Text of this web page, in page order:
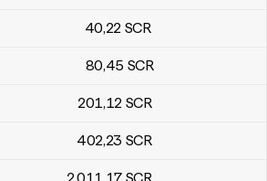
40,22 SCR
80,45 SCR
201,12 SCR
402,23 SCR